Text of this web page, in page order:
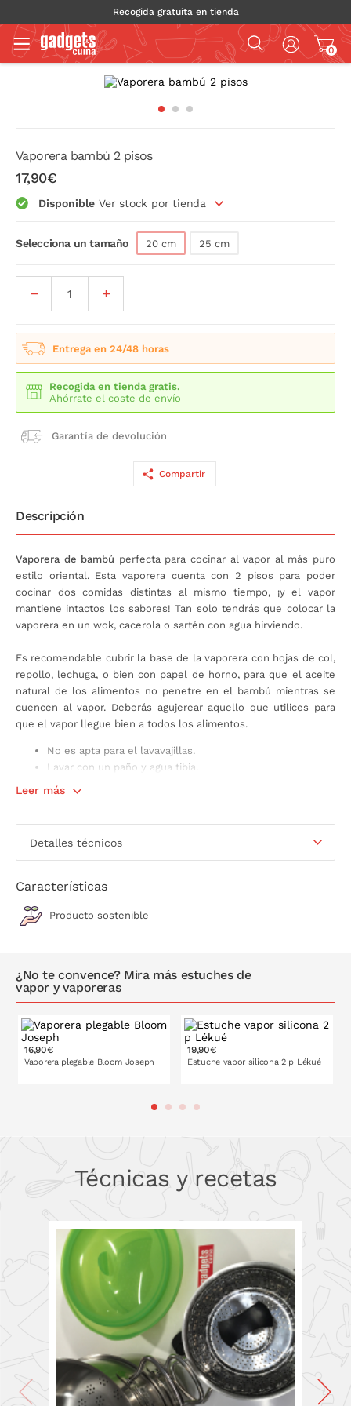
Recogida gratuita en tienda
0
Vaporera bambú 2 pisos
17,90€
Disponible Ver stock por tienda
Selecciona un tamaño 20 cm 25 cm
Entrega en 24/48 horas
Recogida en tienda gratis.
Ahórrate el coste de envío
Garantía de devolución
Compartir
Descripción
Vaporera de bambú perfecta para cocinar al vapor al más puro
estilo oriental. Esta vaporera cuenta con 2 pisos para poder
cocinar dos comidas distintas al mismo tiempo, ¡y el vapor
mantiene intactos los sabores! Tan solo tendrás que colocar la
vaporera en un wok, cacerola o sartén con agua hirviendo.
Es recomendable cubrir la base de la vaporera con hojas de col,
repollo, lechuga, o bien con papel de horno, para que el aceite
natural de los alimentos no penetre en el bambú mientras se
cuencen al vapor. Deberás agujerear aquello que utilices para
que el vapor llegue bien a todos los alimentos.
No es apta para el lavavajillas.
Lavar con un paño y agua tibia.
Fabricada en bambú, un material sostenible.
Leer más
Detalles técnicos
Características
Producto sostenible
¿No te convence? Mira más estuches de
vapor y vaporeras
16,90€
Vaporera plegable Bloom Joseph
PONLO EN LA CESTA
19,90€
Estuche vapor silicona 2 p Lékué
PONLO EN LA CESTA
Técnicas y recetas